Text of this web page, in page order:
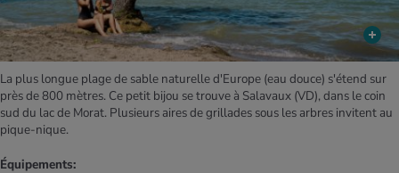
La plus longue plage de sable naturelle d'Europe (eau douce) s'étend sur
près de 800 mètres. Ce petit bijou se trouve à Salavaux (VD), dans le coin
sud du lac de Morat. Plusieurs aires de grillades sous les arbres invitent au
pique-nique.
Équipements: